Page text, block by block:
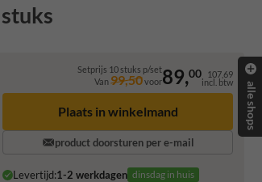
Setprijs 10 stuks p/set
Van99,50voor89,00 107,69
incl. btw
Plaats in winkelmand
product doorsturen per e-mail
Levertijd:1-2 werkdagen dinsdag in huis
alle shops